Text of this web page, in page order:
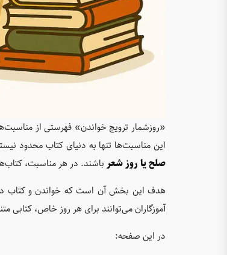
«روزشمار ترویج خواندن» فهرستی از
این مناسبت‌ها تنها به دنیای کتاب محدود
صلح یا روز شعرباشند. در هر مناسبت،
هدف این بخش آن است که خواندن و کتاب در
آموزگاران می‌توانند برای هر روز خاص، کتابی
در این صفحه: